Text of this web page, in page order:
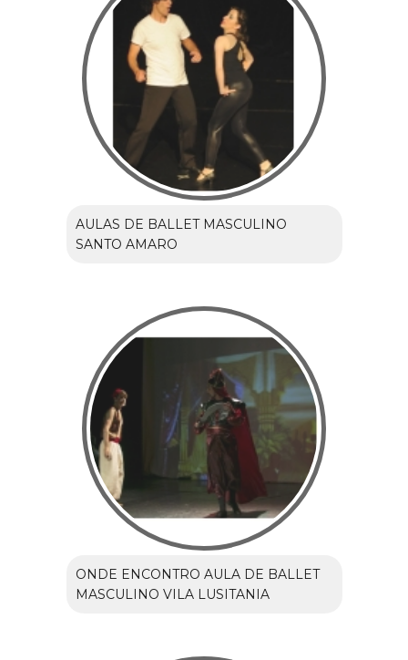
AULAS DE BALLET MASCULINO
SANTO AMARO
ONDE ENCONTRO AULA DE BALLET
MASCULINO VILA LUSITANIA